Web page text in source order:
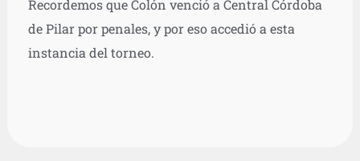
Recordemos que Colón venció a Central Córdoba
de Pilar por penales, y por eso accedió a esta
instancia del torneo.